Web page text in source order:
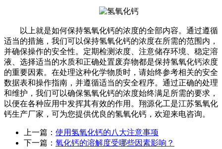
以上就是如何保持氢氧化钙的浓度的全部内容。通过遵循
适当的措施，我们可以保持氢氧化钙的浓度在所需的范围内，
并确保操作的安全性。定期检测浓度、注意储存环境、稳定溶
液、选择适当的水质和正确处置废弃物都是保持氢氧化钙浓度
的重要因素。在处理这种化学物质时，请始终参考相关的安全
数据表和操作指南，并遵循适当的安全程序。通过正确的处理
和维护，我们可以确保氢氧化钙的浓度始终满足所需的要求，
以便在各种应用中发挥其有效的作用。翔源化工是江苏氢氧化
钙生产厂家，可为您提供优良的氢氧化钙，欢迎来电咨询。
上一篇： 使用氢氧化钙的八大注意事项
下一篇： 氧化钙的溶解度受哪些因素影响？